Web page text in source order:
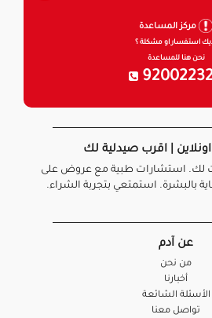
مركز المساعدة
استفسار او مشكلة ؟
نحن هنا للمساعدة
| اقرب صيدلية لك
لك. استشارات طبية مع عروض على
بالبشرة. استمتعي بتجربة الشراء.
عن آدم
من نحن
أخبارنا
الأسئلة الشائعة
تواصل معنا